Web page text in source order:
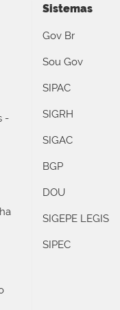
-
Sistemas
Gov Br
Sou Gov
SIPAC
SIGRH
SIGAC
BGP
DOU
SIGEPE LEGIS
SIPEC